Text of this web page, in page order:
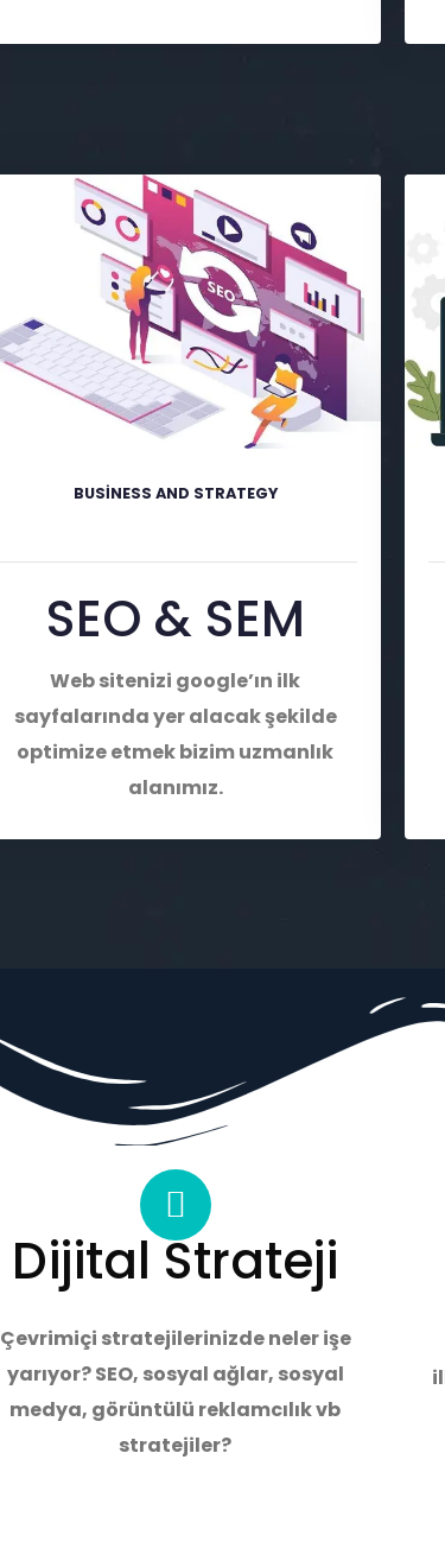
BUSINESS AND STRATEGY
SEO & SEM
Web sitenizi google’ın ilk
sayfalarında yer alacak şekilde
optimize etmek bizim uzmanlık
alanımız.
Dijital Strateji
Çevrimiçi stratejilerinizde neler işe
yarıyor? SEO, sosyal ağlar, sosyal
medya, görüntülü reklamcılık vb
stratejiler?